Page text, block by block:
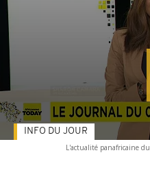
L'actualité panafricaine
INFO DU JOUR